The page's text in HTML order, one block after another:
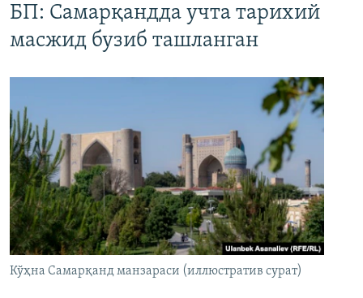
БП: Самарқандда учта тарихий
масжид бузиб ташланган
Кўҳна Самарқанд манзараси (иллюстратив сурат)